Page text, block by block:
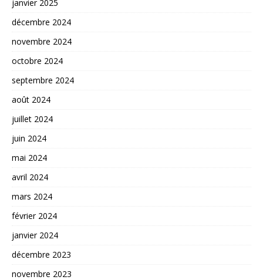
janvier 2025
décembre 2024
novembre 2024
octobre 2024
septembre 2024
août 2024
juillet 2024
juin 2024
mai 2024
avril 2024
mars 2024
février 2024
janvier 2024
décembre 2023
novembre 2023